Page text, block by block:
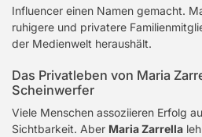
Influencer einen Namen gemacht.
ruhigere und privatere
der Medienwelt heraushält.
Das Privatleben von Maria
Scheinwerfer
Viele Menschen assoziieren Erfolg
Sichtbarkeit. Aber Maria Zarrella